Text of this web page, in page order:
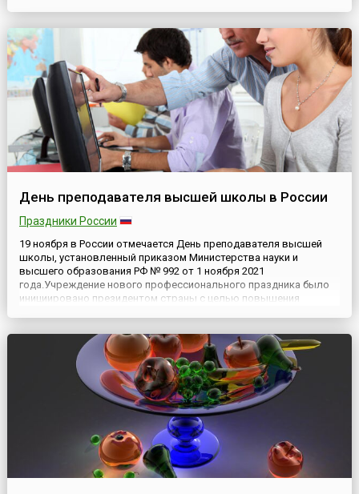
этап кот...
День преподавателя высшей школы в России
Праздники России
19 ноября в России отмечается День преподавателя высшей
школы, установленный приказом Министерства науки и
высшего образования РФ № 992 от 1 ноября 2021
года.Учреждение нового профессионального праздника было
инициировано президентом страны с целью повышения
соответствующим их роли, а также поз...